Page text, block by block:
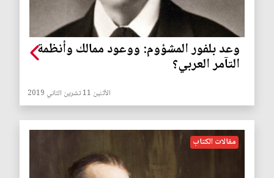
وعد بلفور المشؤوم: ووعود ممالك وأنظمة
التآمر العربي؟
الأثنين 11 تشرين الثاني 2019
مقالات الكتاب